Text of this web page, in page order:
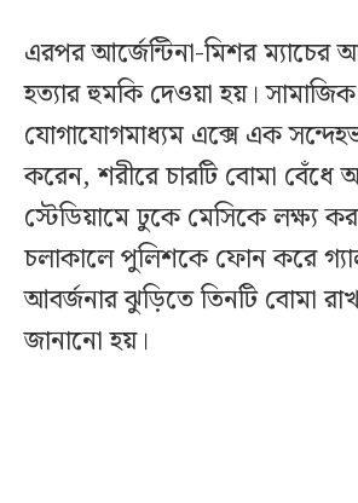
এরপর আর্জেন্টিনা-মিশর
হত্যার হুমকি দেওয়া হয়। সামাজিক
যোগাযোগমাধ্যম এক্সে এক
করেন, শরীরে চারটি বোমা বেঁধে
স্টেডিয়ামে ঢুকে মেসিকে লক্ষ্য
চলাকালে পুলিশকে ফোন করে
আবর্জনার ঝুড়িতে তিনটি বোমা
জানানো হয়।